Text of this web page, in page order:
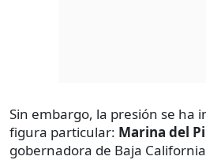
Sin embargo, la presión se ha
figura particular: Marina del
gobernadora de Baja